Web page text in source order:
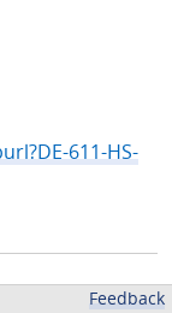
611-HS-
Feedback